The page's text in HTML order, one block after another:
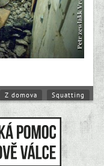
Z domova Squatting